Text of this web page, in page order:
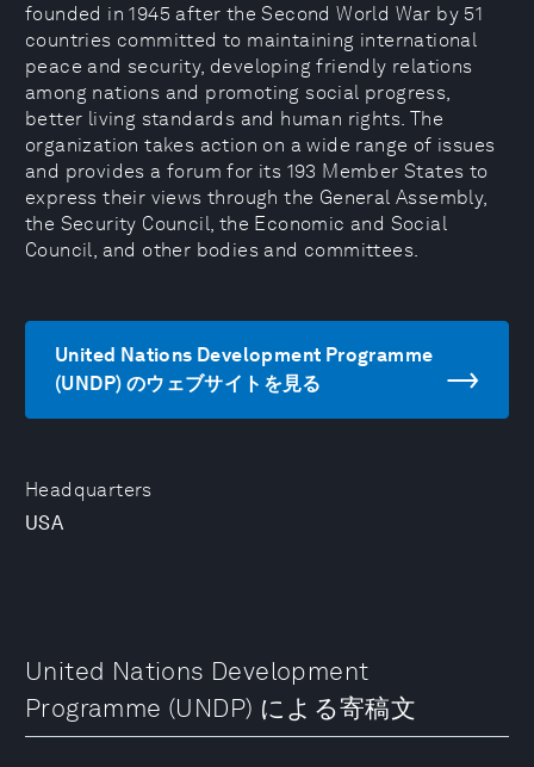
Headquarters
USA
founded in 1945 after the Second World War by 51
countries committed to maintaining international
peace and security, developing friendly relations
among nations and promoting social progress,
better living standards and human rights. The
organization takes action on a wide range of issues
and provides a forum for its 193 Member States to
express their views through the General Assembly,
the Security Council, the Economic and Social
Council, and other bodies and committees.
United Nations Development Programme
(UNDP) のウェブサイトを見る
United Nations Development
Programme (UNDP) による寄稿文